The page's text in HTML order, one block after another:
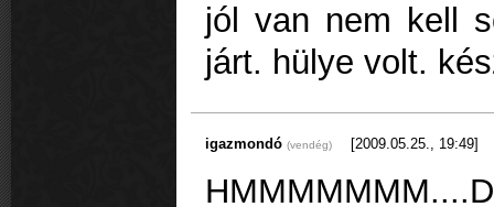
jól van nem kell
járt. hülye volt.
igazmondó (vendég) [2009.05.25., 19:49]